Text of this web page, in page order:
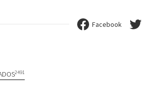
Facebook
2491